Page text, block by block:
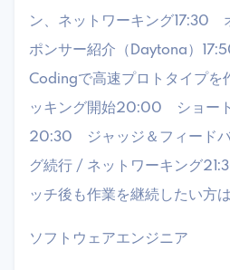
ン、ネットワーキング17:30
ポンサー紹介（Daytona）
Codingで高速プロトタイプ
ッキング開始20:00 ショート
20:30 ジャッジ＆フィード
グ続行 / ネットワーキング
ッチ後も作業を継続したい方
​ソフトウェアエンジニア